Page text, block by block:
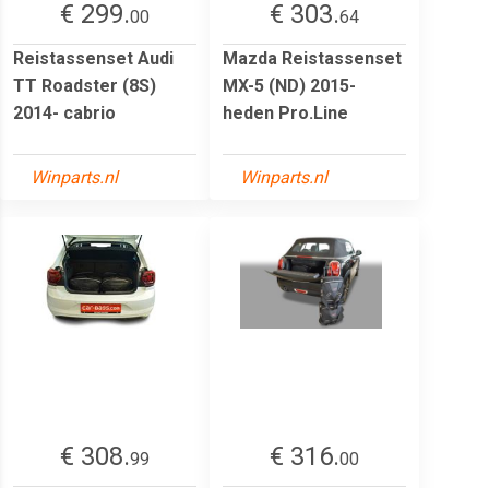
€ 299.00
Reistassenset Audi
TT Roadster (8S)
2014- cabrio
Winparts.nl
€ 303.64
Mazda Reistassenset
MX-5 (ND) 2015-
heden Pro.Line
Winparts.nl
€ 308.99
€ 316.00